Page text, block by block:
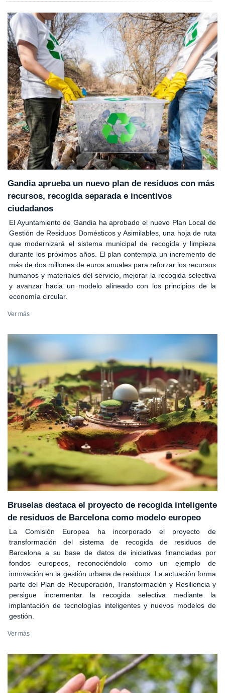
Gandia aprueba un nuevo plan de residuos con más
recursos, recogida separada e incentivos
ciudadanos
El Ayuntamiento de Gandia ha aprobado el nuevo Plan Local de
Gestión de Residuos Domésticos y Asimilables, una hoja de ruta
que modernizará el sistema municipal de recogida y limpieza
durante los próximos años. El plan contempla un incremento de
más de dos millones de euros anuales para reforzar los recursos
humanos y materiales del servicio, mejorar la recogida selectiva
y avanzar hacia un modelo alineado con los principios de la
economía circular.
Ver más
Bruselas destaca el proyecto de recogida inteligente
de residuos de Barcelona como modelo europeo
La Comisión Europea ha incorporado el proyecto de
transformación del sistema de recogida de residuos de
Barcelona a su base de datos de iniciativas financiadas por
fondos europeos, reconociéndolo como un ejemplo de
innovación en la gestión urbana de residuos. La actuación forma
parte del Plan de Recuperación, Transformación y Resiliencia y
persigue incrementar la recogida selectiva mediante la
implantación de tecnologías inteligentes y nuevos modelos de
gestión.
Ver más